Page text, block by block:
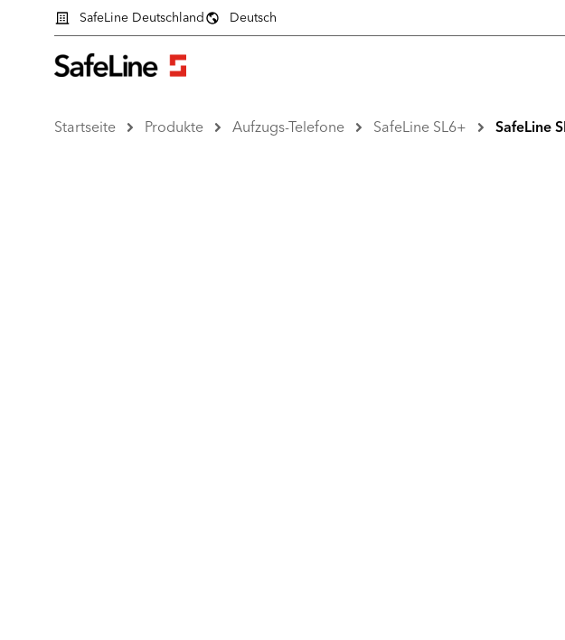
SafeLine Deutschland Deutsch
Startseite Produkte Aufzugs-Telefone SafeLine SL6+ SafeLine